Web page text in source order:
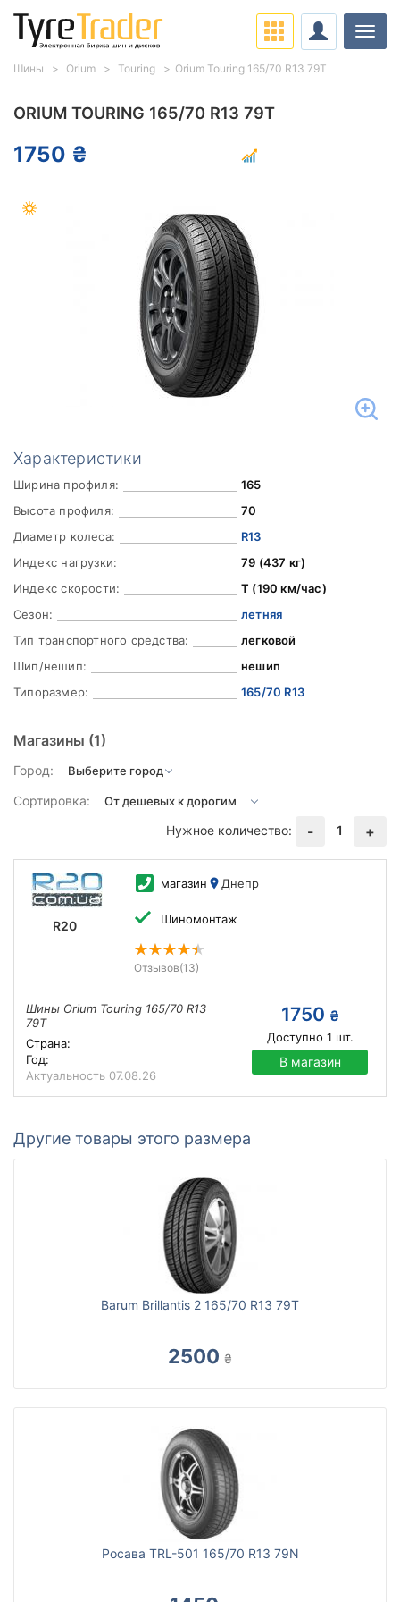
ORIUM TOURING 165/70 R13 79T
1750 ₴
Характеристики
Ширина профиля:
165
Высота профиля:
70
Диаметр колеса:
R13
Индекс нагрузки:
79 (437 кг)
Индекс скорости:
T (190 км/час)
Сезон:
летняя
Тип транспортного средства:
легковой
Шип/нешип:
нешип
Типоразмер:
165/70 R13
Магазины (1)
Город:
Сортировка:
Нужное количество:
- 1 +
R20
магазин Днепр
Шиномонтаж
Отзывов(13)
Шины Orium Touring 165/70 R13
79T
Страна:
Год:
Актуальность 07.08.26
1750 ₴
Доступно 1 шт.
В магазин
Другие товары этого размера
Barum Brillantis 2 165/70 R13 79T
2500 ₴
Росава TRL-501 165/70 R13 79N
Шины Orium Touring Orium Touring 165/70 R13 79T